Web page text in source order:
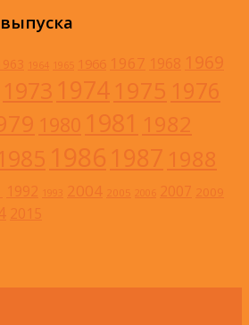
1963 1964 1965 1966 1967 1968 1969
1973 1974 1975 1976
1980 1981 1982
1986 1987 1988
1992 1993 2004 2005 2006 2007 2009
2015